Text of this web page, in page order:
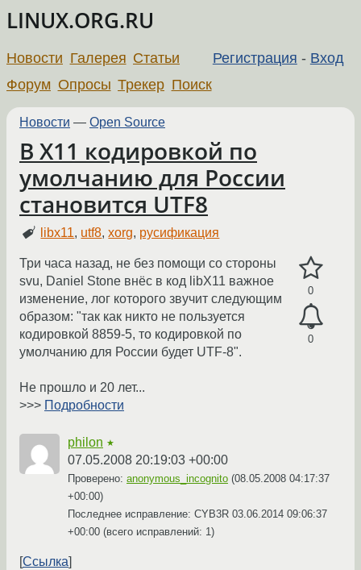
LINUX.ORG.RU
Регистрация - Вход
Новости Галерея Статьи
Форум Опросы Трекер Поиск
Новости — Open Source
В X11 кодировкой по
умолчанию для России
становится UTF8
libx11, utf8,xorg, русификация
0
0
Три часа назад, не без помощи со стороны
svu, Daniel Stone внёс в код libX11 важное
изменение, лог которого звучит следующим
образом: "так как никто не пользуется
кодировкой 8859-5, то кодировкой по
умолчанию для России будет UTF-8".
Не прошло и 20 лет...
>>> Подробности
philon ★
07.05.2008 20:19:03 +00:00
Проверено: anonymous_incognito (08.05.2008 04:17:37
+00:00)
Последнее исправление: CYB3R 03.06.2014 09:06:37
+00:00 (всего исправлений: 1)
Ссылка